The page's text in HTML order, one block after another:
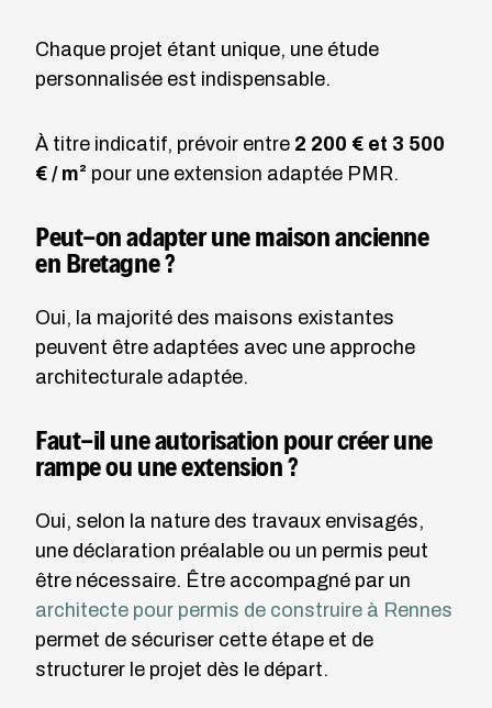
Chaque projet étant unique, une étude
personnalisée est indispensable.
À titre indicatif, prévoir entre 2 200 € et 3 500
€ / m² pour une extension adaptée PMR.
Peut-on adapter une maison ancienne
en Bretagne ?
Oui, la majorité des maisons existantes
peuvent être adaptées avec une approche
architecturale adaptée.
Faut-il une autorisation pour créer une
rampe ou une extension ?
Oui, selon la nature des travaux envisagés,
une déclaration préalable ou un permis peut
être nécessaire. Être accompagné par un
architecte pour permis de construire à Rennes
permet de sécuriser cette étape et de
structurer le projet dès le départ.